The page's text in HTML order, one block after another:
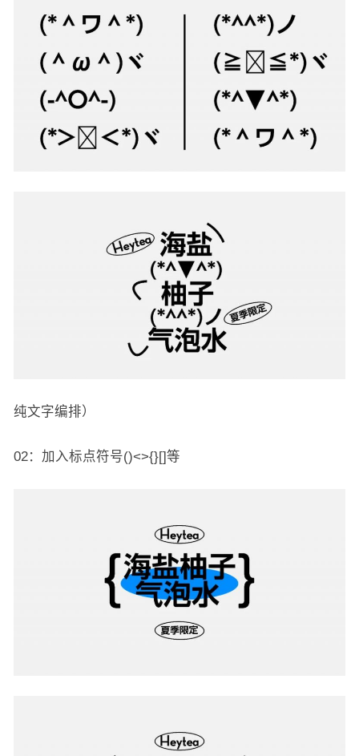
纯文字编排）
02：加入标点符号()<>{}[]等